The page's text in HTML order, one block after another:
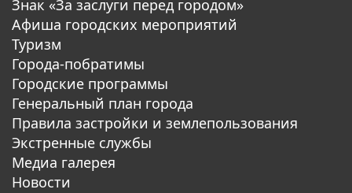
Знак «За заслуги перед городом»
Афиша городских мероприятий
Туризм
Города-побратимы
Городские программы
Генеральный план города
Правила застройки и землепользования
Экстренные службы
Медиа галерея
Новости